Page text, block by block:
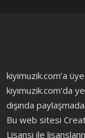
kiyimuzik.com’a
kiyimuzik.com’da
dışında
Bu web sitesi
Lisansı ile